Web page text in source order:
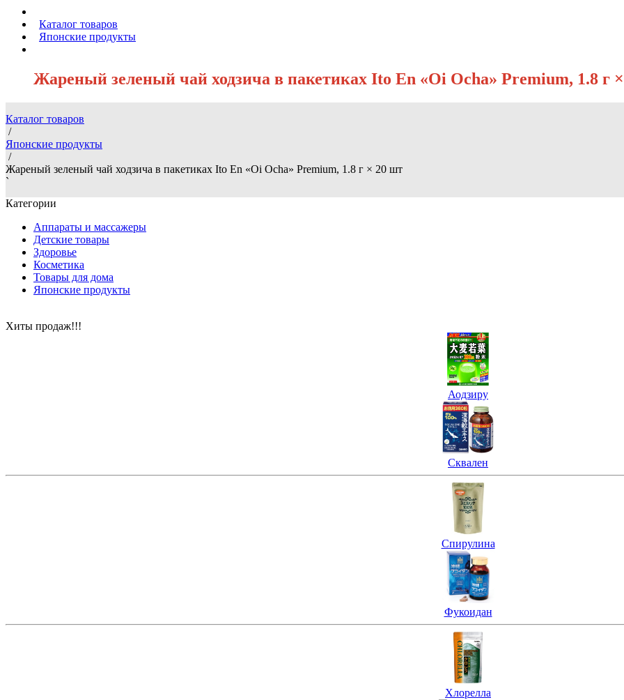
Каталог товаров
Японские продукты
Жареный зеленый чай ходзича в пакетиках Ito En «Oi Ocha» Premium, 1.8 г
Каталог товаров
/
Японские продукты
/
Жареный зеленый чай ходзича в пакетиках Ito En «Oi Ocha» Premium, 1.8 г × 20 шт
`
Категории
Аппараты и массажеры
Детские товары
Здоровье
Косметика
Товары для дома
Японские продукты
Хиты продаж!!!
Аодзиру
Сквален
Спирулина
Фукоидан
Хлорелла